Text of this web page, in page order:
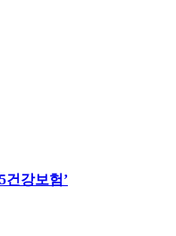
건강보험’